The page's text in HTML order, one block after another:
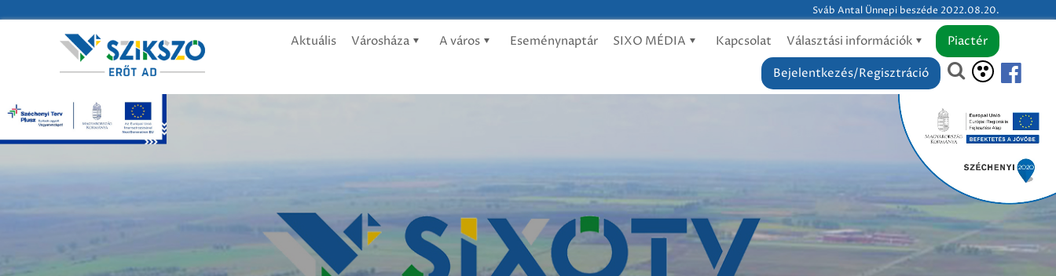
Sváb Antal Ünnepi beszéde 2022.08.20.
Aktuális Városháza A város Eseménynaptár SIXO MÉDIA Kapcsolat Választási információk
Piactér
Bejelentkezés/Regisztráció